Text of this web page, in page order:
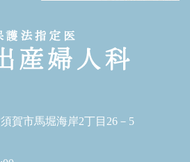
賀市馬堀海岸2丁目26－5